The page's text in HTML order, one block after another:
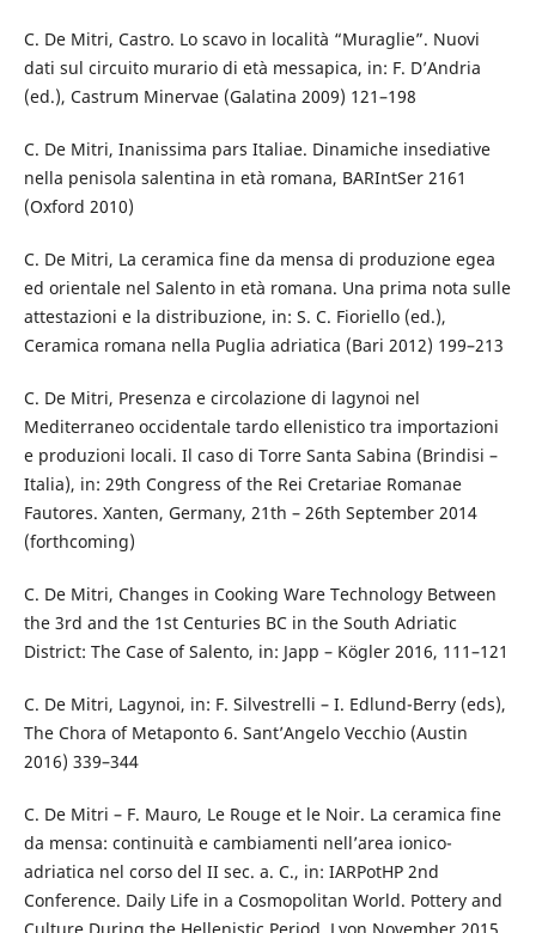
C. De Mitri, Castro. Lo scavo in località “Muraglie”. Nuovi
dati sul circuito murario di età messapica, in: F. D’Andria
(ed.), Castrum Minervae (Galatina 2009) 121–198
C. De Mitri, Inanissima pars Italiae. Dinamiche insediative
nella penisola salentina in età romana, BARIntSer 2161
(Oxford 2010)
C. De Mitri, La ceramica fine da mensa di produzione egea
ed orientale nel Salento in età romana. Una prima nota sulle
attestazioni e la distribuzione, in: S. C. Fioriello (ed.),
Ceramica romana nella Puglia adriatica (Bari 2012) 199–213
C. De Mitri, Presenza e circolazione di lagynoi nel
Mediterraneo occidentale tardo ellenistico tra importazioni
e produzioni locali. Il caso di Torre Santa Sabina (Brindisi –
Italia), in: 29th Congress of the Rei Cretariae Romanae
Fautores. Xanten, Germany, 21th – 26th September 2014
(forthcoming)
C. De Mitri, Changes in Cooking Ware Technology Between
the 3rd and the 1st Centuries BC in the South Adriatic
District: The Case of Salento, in: Japp – Kögler 2016, 111–121
C. De Mitri, Lagynoi, in: F. Silvestrelli – I. Edlund-Berry (eds),
The Chora of Metaponto 6. Sant’Angelo Vecchio (Austin
2016) 339–344
C. De Mitri – F. Mauro, Le Rouge et le Noir. La ceramica fine
da mensa: continuità e cambiamenti nell’area ionico-
adriatica nel corso del II sec. a. C., in: IARPotHP 2nd
Conference. Daily Life in a Cosmopolitan World. Pottery and